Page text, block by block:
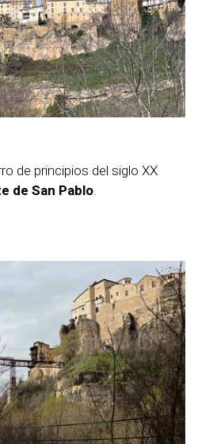
de principios del siglo XX
de San Pablo.